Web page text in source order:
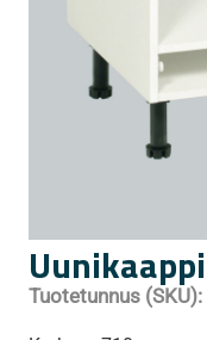
Uunikaappi
Tuotetunnus (SKU):